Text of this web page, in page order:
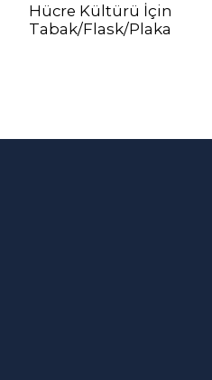
Hücre Kültürü İçin
Tabak/Flask/Plaka